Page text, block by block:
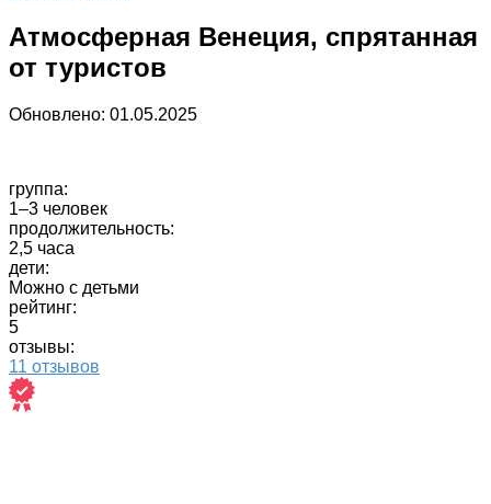
Атмосферная Венеция, спрятанная
от туристов
Обновлено: 01.05.2025
группа:
1–3 человек
продолжительность:
2,5 часа
дети:
Можно с детьми
рейтинг:
5
отзывы:
11 отзывов